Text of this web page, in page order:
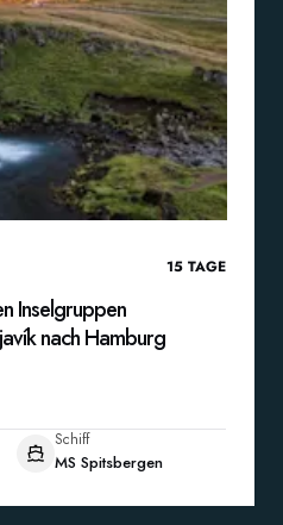
15 TAGE
Inselgruppen
nach Hamburg
Schiff
MS Spitsbergen